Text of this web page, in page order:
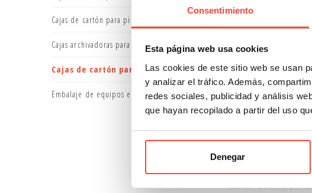
Consentimiento
Esta página web usa cookies
Las cookies de este sitio web se usan
y analizar el tráfico. Además,
redes sociales, publicidad y análisis
que hayan recopilado a partir del uso
Denegar
Cajas de cartón para piezas de coche
Cajas archivadoras para documentos
Cajas de cartón para libros
Embalaje de equipos electrónicos
Caja troquelada
para libros
Referencia:
0,46 €
Mostrando 1-2 de 2
Cuando queremos
El primero es
sea compacto y, por